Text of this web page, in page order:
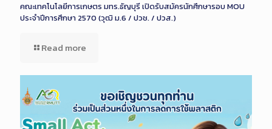
คณะเทคโนโลยีการเกษตร มทร.ธัญบุรี เปิดรับสมัครนักศึกษารอบ MOU
ประจำปีการศึกษา 2570 (วุฒิ ม.6 / ปวช. / ปวส.)
Read more